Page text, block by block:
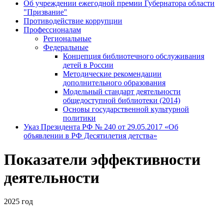
Об учреждении ежегодной премии Губернатора области
"Призвание"
Противодействие коррупции
Профессионалам
Региональные
Федеральные
Концепция библиотечного обслуживания
детей в России
Методические рекомендации
дополнительного образования
Модельный стандарт деятельности
общедоступной библиотеки (2014)
Основы государственной культурной
политики
Указ Президента РФ № 240 от 29.05.2017 «Об
объявлении в РФ Десятилетия детства»
Показатели эффективности
деятельности
2025 год